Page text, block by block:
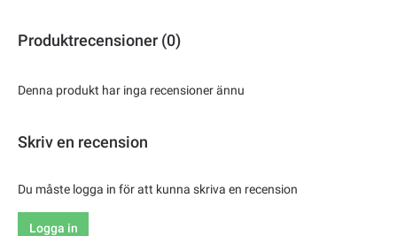
Produktrecensioner (0)
Denna produkt har inga recensioner ännu
Skriv en recension
Du måste logga in för att kunna skriva en recension
Logga in